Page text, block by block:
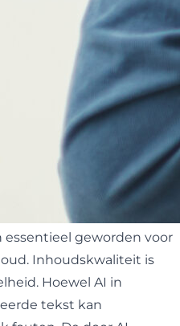
geworden voor
Inhoudskwaliteit is
Hoewel AI in
tekst kan